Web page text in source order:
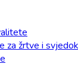
za žrtve i